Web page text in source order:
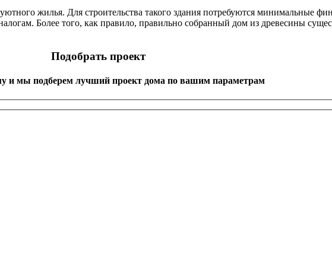
жилья. Для строительства такого здания потребуются минимальные
Более того, как правило, правильно собранный дом из древесины
Подобрать проект
и мы подберем лучший проект дома по вашим параметрам